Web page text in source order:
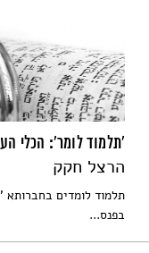
'תלמוד לומר': הכלי
הרצל חקק
תלמוד לומדים
בפנס...